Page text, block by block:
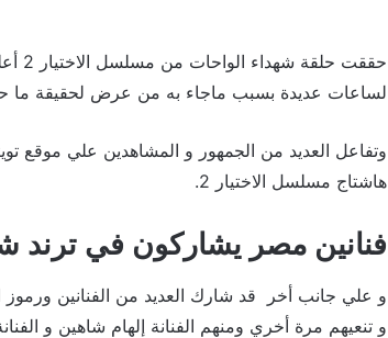
لساعات عديدة بسبب ماجاء به من عرض لحقيقة ما
وتفاعل العديد من الجمهور و المشاهدين علي موقع
هاشتاج مسلسل الاختيار 2.
فنانين مصر يشاركون في ترند
و علي جانب أخر قد شارك العديد من الفنانين
و تنعيهم مرة أخري ومنهم الفنانة إلهام شاهين و